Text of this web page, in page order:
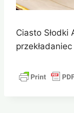
Ciasto Słodki